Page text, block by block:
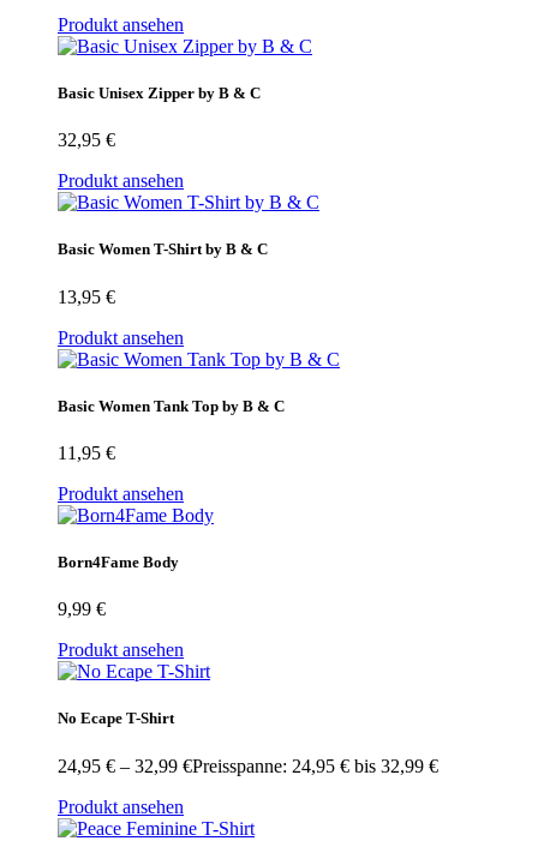
Produkt ansehen
Basic Unisex Zipper by B & C
32,95 €
Produkt ansehen
Basic Women T-Shirt by B & C
13,95 €
Produkt ansehen
Basic Women Tank Top by B & C
11,95 €
Produkt ansehen
Born4Fame Body
9,99 €
Produkt ansehen
No Ecape T-Shirt
24,95 € – 32,99 €Preisspanne: 24,95 € bis 32,99 €
Produkt ansehen